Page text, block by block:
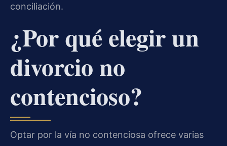
conciliación.
¿Por qué elegir un
divorcio no
contencioso?
Optar por la vía no contenciosa ofrece varias